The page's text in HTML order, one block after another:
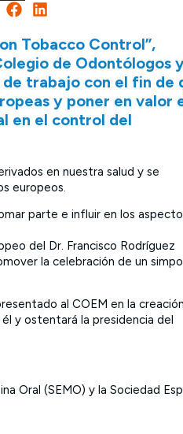
Tobacco Control”,
de Odontólogos
trabajo con el fin de
y poner en valor
en el control del
en nuestra salud y se
europeos.
parte e influir en los
del Dr. Francisco Rodríguez
la celebración de un
al COEM en la
y ostentará la presidencia del
Oral (SEMO) y la Sociedad